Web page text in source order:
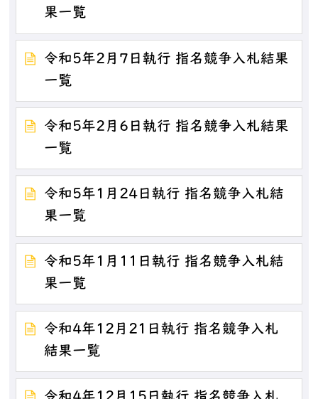
果一覧
令和5年2月7日執行 指名競争入札結果
一覧
令和5年2月6日執行 指名競争入札結果
一覧
令和5年1月24日執行 指名競争入札結
果一覧
令和5年1月11日執行 指名競争入札結
果一覧
令和4年12月21日執行 指名競争入札
結果一覧